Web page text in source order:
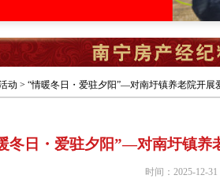
动 > “情暖冬日・爱驻夕阳”—对南圩镇养老院开展
冬日・爱驻夕阳”—对南圩镇养
时间：2025-12-31